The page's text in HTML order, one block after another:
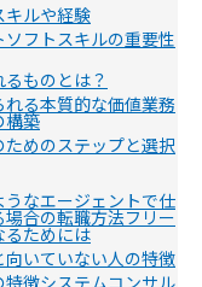
キルや経験
ソフトスキルの重要性
ものとは？
る本質的な価値業務
構築
めのステップと選択
うなエージェントで仕
合の転職方法フリー
るためには
いていない人の特徴
特徴システムコンサル